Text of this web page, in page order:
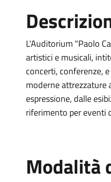
L'Auditorium "Paolo
artistici e musicali,
concerti, conferenze,
moderne attrezzature
espressione, dalle
riferimento per eventi
Modalità